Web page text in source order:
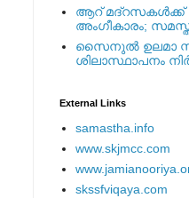
ആറ് മദ്റസകള്‍ക്ക്
അംഗീകാരം;
സൈനുല്‍ ഉലമാ
ശിലാസ്ഥാപനം
External ‎Links
samastha.info
www.skjmcc.com
skssfviqaya.com